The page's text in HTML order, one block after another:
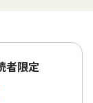
者限定